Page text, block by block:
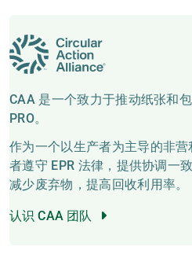
CAA 是一个致力于推动纸张和
PRO。
作为一个以生产者为主导的非
者遵守 EPR 法律，提供协调一
减少废弃物，提高回收利用率。
认识 CAA 团队